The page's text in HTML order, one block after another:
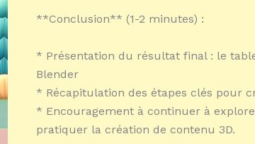
**Conclusion** (1-2 minutes) :
* Présentation du résultat final : le
Blender
* Récapitulation des étapes clés pour
* Encouragement à continuer à
pratiquer la création de contenu 3D.